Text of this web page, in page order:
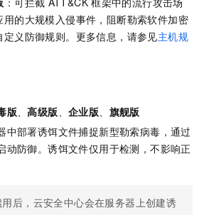
用的大规模入侵事件，阻断勒索软件加密
定义防御规则。更多信息，请参见主机规
版 、高级版 、企业版
旗舰版
中部署诱饵文件捕捉新型勒索病毒，通过
动防御。诱饵文件仅用于检测，不影响正
用后，云安全中心会在服务器上创建诱